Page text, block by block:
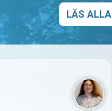
LÄS ALLA